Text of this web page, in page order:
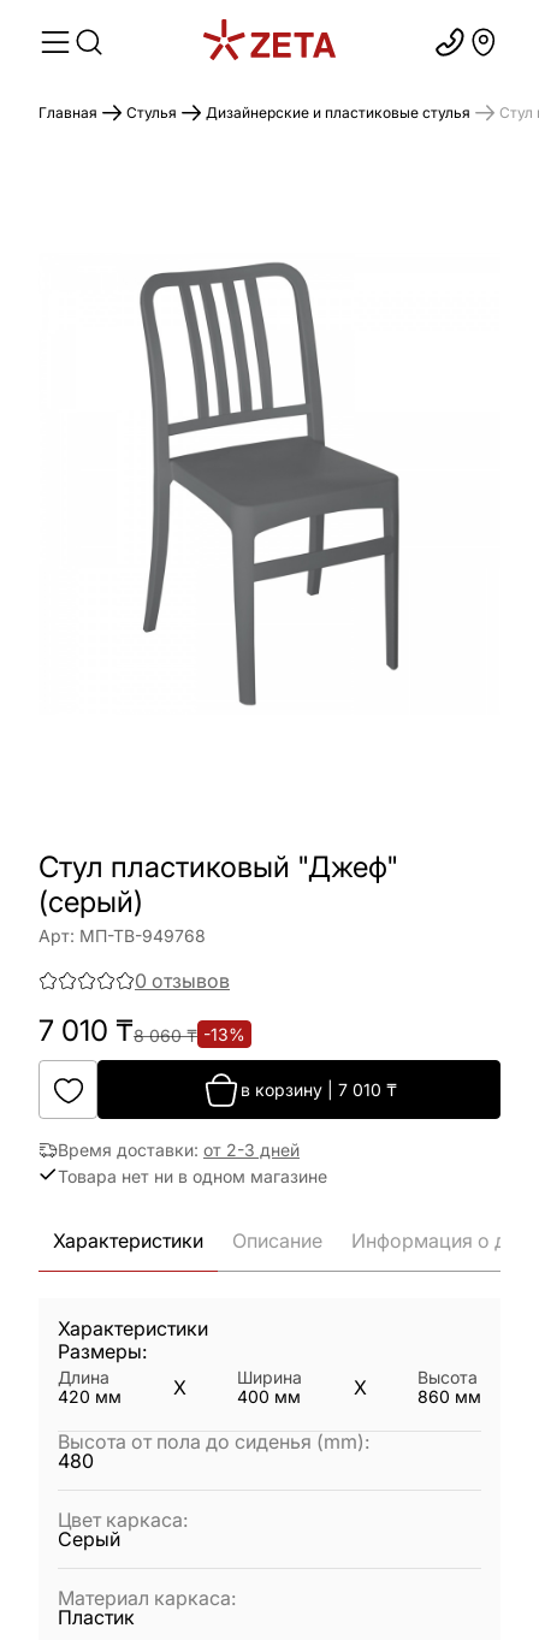
Главная Стулья Дизайнерские и пластиковые стулья Стул
Стул пластиковый "Джеф"
(серый)
Арт: МП-ТВ-949768
0 отзывов
7 010 ₸8 060₸ -13%
в корзину| 7 010 ₸
Время доставки: от 2-3 дней
Товара нет ни в одном магазине
Характеристики Описание Информация о
Характеристики
Размеры:
Длина
420 мм X
Ширина
400 мм X
Высота
860 мм
Высота от пола до сиденья (mm):
480
Цвет каркаса:
Серый
Материал каркаса:
Пластик